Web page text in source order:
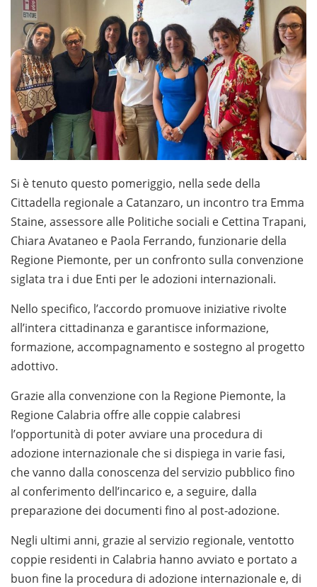
Si è tenuto questo pomeriggio, nella sede della
Cittadella regionale a Catanzaro, un incontro tra Emma
Staine, assessore alle Politiche sociali e Cettina Trapani,
Chiara Avataneo e Paola Ferrando, funzionarie della
Regione Piemonte, per un confronto sulla convenzione
siglata tra i due Enti per le adozioni internazionali.
Nello specifico, l’accordo promuove iniziative rivolte
all’intera cittadinanza e garantisce informazione,
formazione, accompagnamento e sostegno al progetto
adottivo.
Grazie alla convenzione con la Regione Piemonte, la
Regione Calabria offre alle coppie calabresi
l’opportunità di poter avviare una procedura di
adozione internazionale che si dispiega in varie fasi,
che vanno dalla conoscenza del servizio pubblico fino
al conferimento dell’incarico e, a seguire, dalla
preparazione dei documenti fino al post-adozione.
Negli ultimi anni, grazie al servizio regionale, ventotto
coppie residenti in Calabria hanno avviato e portato a
buon fine la procedura di adozione internazionale e, di